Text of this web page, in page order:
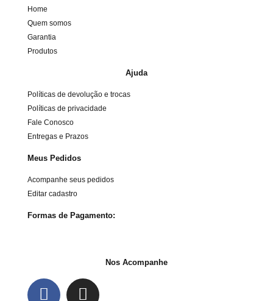
Home
Quem somos
Garantia
Produtos
Ajuda
Políticas de devolução e trocas
Políticas de privacidade
Fale Conosco
Entregas e Prazos
Meus Pedidos
Acompanhe seus pedidos
Editar cadastro
Formas de Pagamento:
Nos Acompanhe